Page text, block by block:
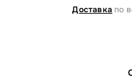
Доставка по